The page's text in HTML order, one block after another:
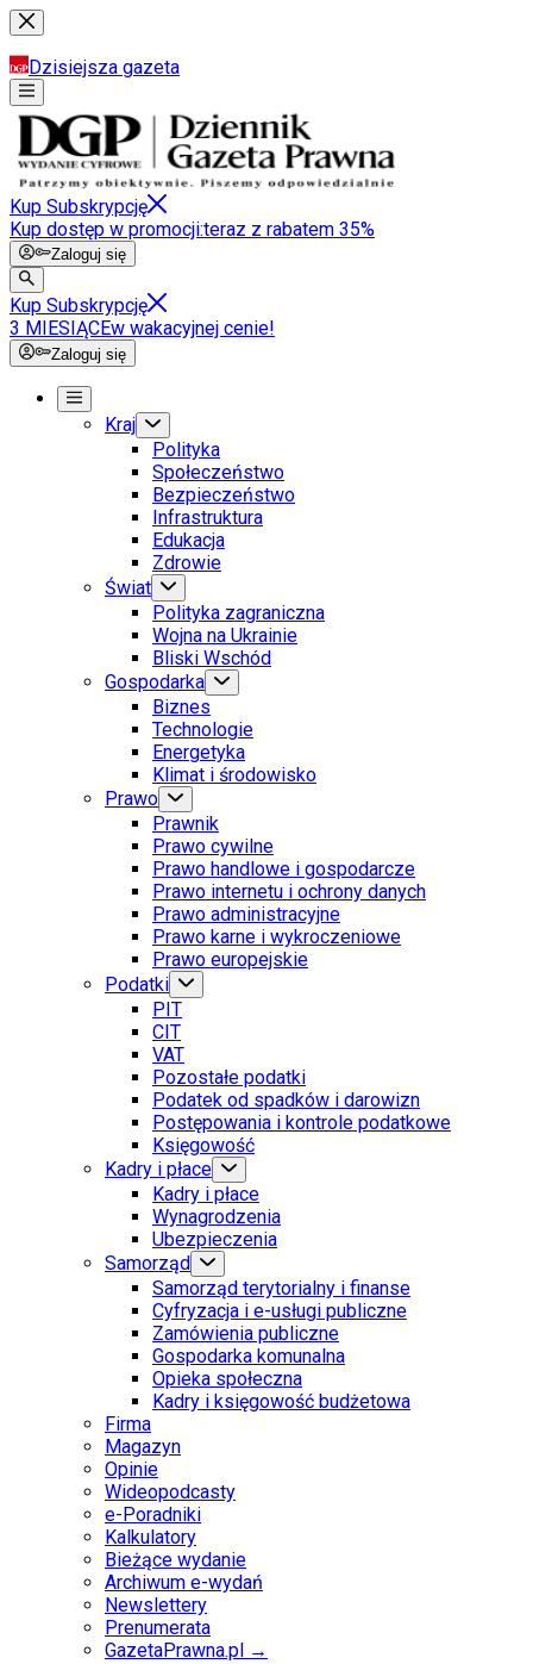
Dzisiejsza gazeta
Kup Subskrypcję
Kup dostęp w promocji:teraz z rabatem 35%
Zaloguj się
Kup Subskrypcję
3 MIESIĄCEw wakacyjnej cenie!
Zaloguj się
Kraj
Polityka
Społeczeństwo
Bezpieczeństwo
Infrastruktura
Edukacja
Zdrowie
Świat
Polityka zagraniczna
Wojna na Ukrainie
Bliski Wschód
Gospodarka
Biznes
Technologie
Energetyka
Klimat i środowisko
Prawo
Prawnik
Prawo cywilne
Prawo handlowe i gospodarcze
Prawo internetu i ochrony danych
Prawo administracyjne
Prawo karne i wykroczeniowe
Prawo europejskie
Podatki
PIT
CIT
VAT
Pozostałe podatki
Podatek od spadków i darowizn
Postępowania i kontrole podatkowe
Księgowość
Kadry i płace
Kadry i płace
Wynagrodzenia
Ubezpieczenia
Samorząd
Samorząd terytorialny i finanse
Cyfryzacja i e-usługi publiczne
Zamówienia publiczne
Gospodarka komunalna
Opieka społeczna
Kadry i księgowość budżetowa
Firma
Magazyn
Opinie
Wideopodcasty
e-Poradniki
Kalkulatory
Bieżące wydanie
Archiwum e-wydań
Newslettery
Prenumerata
GazetaPrawna.pl →